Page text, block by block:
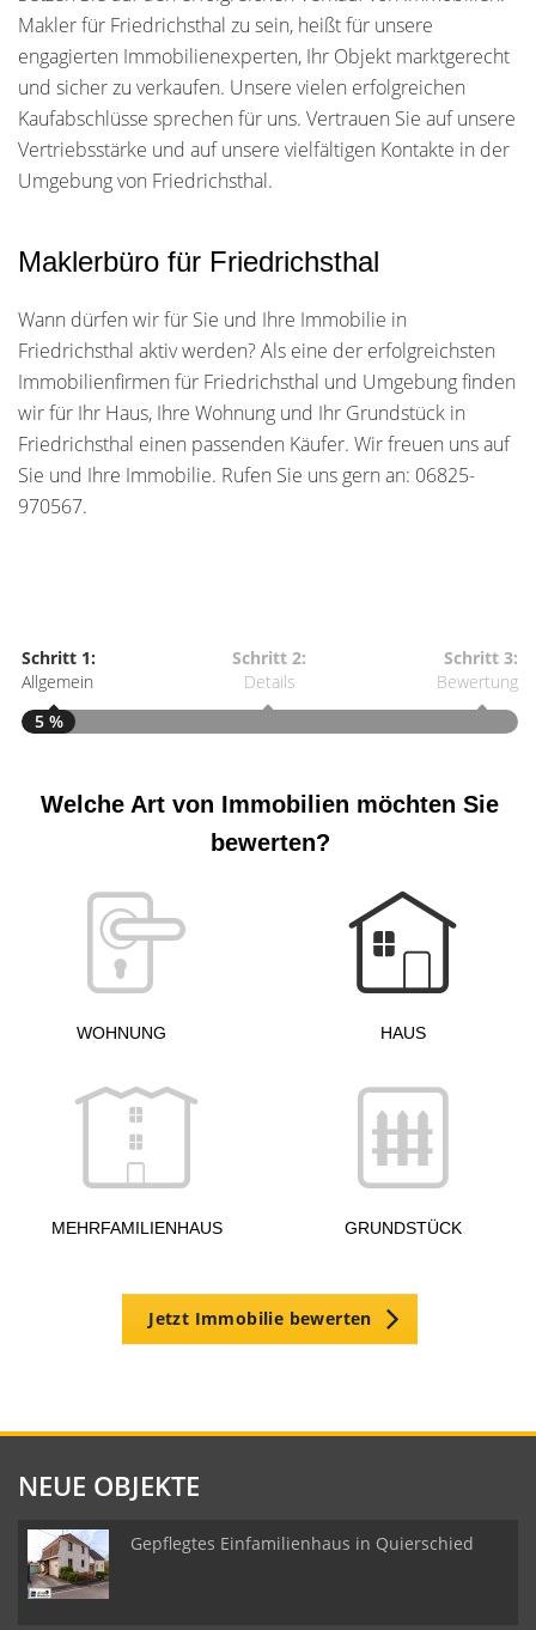
Makler für Friedrichsthal zu sein, heißt für unsere
engagierten Immobilienexperten, Ihr Objekt marktgerecht
und sicher zu verkaufen. Unsere vielen erfolgreichen
Kaufabschlüsse sprechen für uns. Vertrauen Sie auf unsere
Vertriebsstärke und auf unsere vielfältigen Kontakte in der
Umgebung von Friedrichsthal.
Maklerbüro für Friedrichsthal
Wann dürfen wir für Sie und Ihre Immobilie in
Friedrichsthal aktiv werden? Als eine der erfolgreichsten
Immobilienfirmen für Friedrichsthal und Umgebung finden
wir für Ihr Haus, Ihre Wohnung und Ihr Grundstück in
Friedrichsthal einen passenden Käufer. Wir freuen uns auf
Sie und Ihre Immobilie. Rufen Sie uns gern an: 06825-
970567.
Schritt 1:
Allgemein
Schritt 2:
Details
Schritt 3:
Bewertung
5 %
Welche Art von Immobilien möchten Sie
bewerten?
WOHNUNG HAUS
MEHRFAMILIENHAUS GRUNDSTÜCK
Jetzt Immobilie bewerten
NEUE OBJEKTE
Gepflegtes Einfamilienhaus in Quierschied